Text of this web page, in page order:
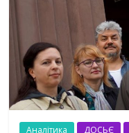
Аналітика ДОСЬЄ